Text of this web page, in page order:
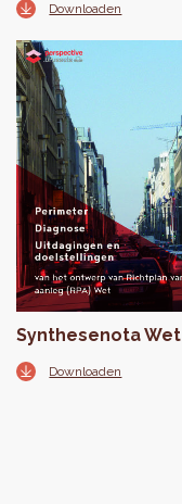
Downloaden
Synthesenota Wet
Downloaden